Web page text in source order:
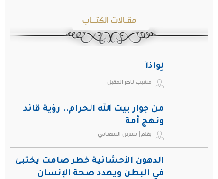
مقـالات الكتـّـاب
لِواذاً
مشبب ناصر المقبل
من جوار بيت الله الحرام.. رؤية قائد
ونهج أمة
بقلم| نسرين السفياني
الدهون الأحشائية خطر صامت يختبئ
في البطن ويهدد صحة الإنسان